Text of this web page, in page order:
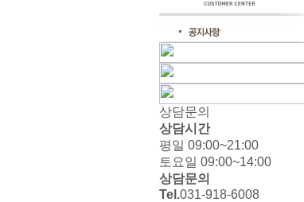
상담문의
상담시간
평일 09:00~21:00
토요일 09:00~14:00
상담문의
Tel.031-918-6008